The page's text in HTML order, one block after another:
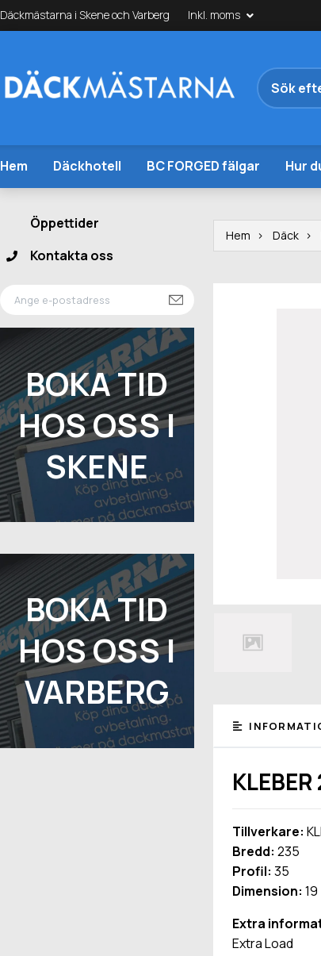
Däckmästarna i Skene och Varberg Inkl. moms
Hem Däckhotell BC FORGED fälgar Hur
Öppettider
Kontakta oss
BOKA TID
HOS OSS I
SKENE
BOKA TID
HOS OSS I
VARBERG
Hem Däck
Tillverkare:
Bredd: 235
Profil: 35
Dimension: 19
Extra
Extra Load